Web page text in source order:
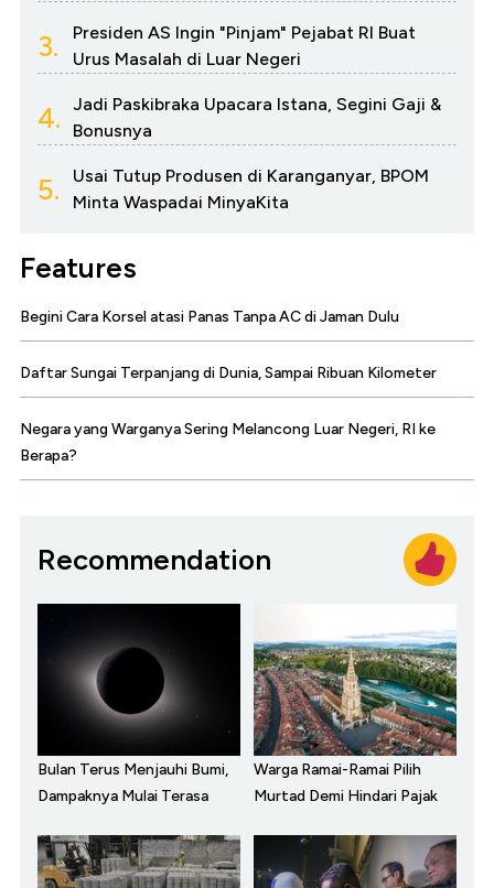
3.
Presiden AS Ingin "Pinjam" Pejabat RI Buat
Urus Masalah di Luar Negeri
4.
Jadi Paskibraka Upacara Istana, Segini Gaji &
Bonusnya
5.
Usai Tutup Produsen di Karanganyar, BPOM
Minta Waspadai MinyaKita
Features
Begini Cara Korsel atasi Panas Tanpa AC di Jaman Dulu
Daftar Sungai Terpanjang di Dunia, Sampai Ribuan Kilometer
Negara yang Warganya Sering Melancong Luar Negeri, RI ke
Berapa?
Recommendation
Bulan Terus Menjauhi Bumi,
Dampaknya Mulai Terasa
Warga Ramai-Ramai Pilih
Murtad Demi Hindari Pajak